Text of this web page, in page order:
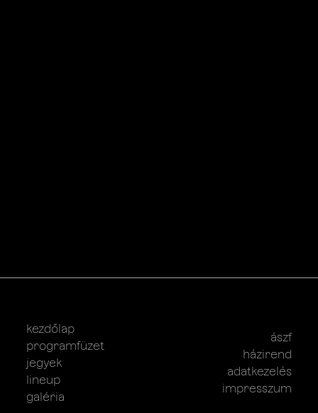
kezdőlap
programfüzet
jegyek
lineup
galéria
ászf
házirend
adatkezelés
impresszum